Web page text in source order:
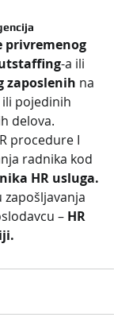
privremenog
-a ili
zaposlenih na
pojedinih
delova.
procedure I
radnika kod
HR usluga.
– HR